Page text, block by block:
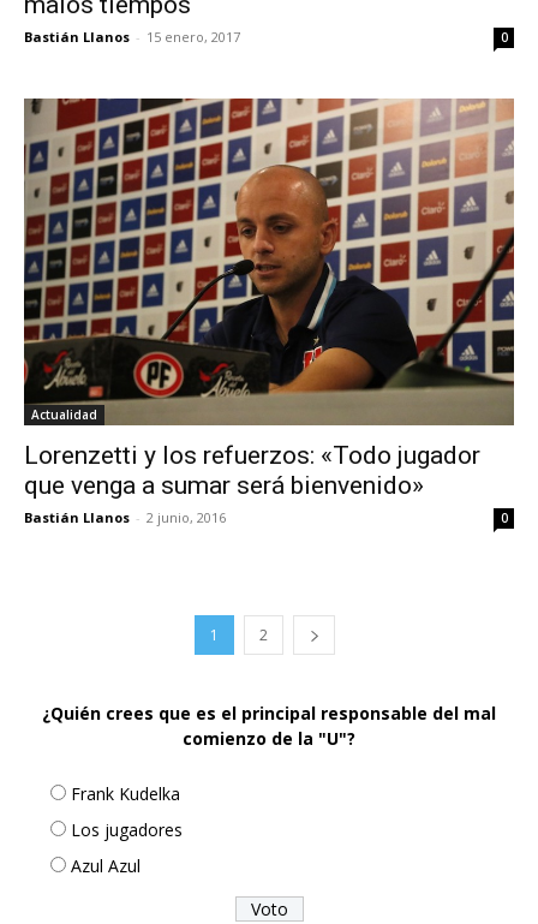
Bastián Llanos - 15 enero, 2017 0
Actualidad
Lorenzetti y los refuerzos: «Todo jugador
que venga a sumar será bienvenido»
Bastián Llanos - 2 junio, 2016 0
1 2
¿Quién crees que es el principal responsable del mal
comienzo de la "U"?
Frank Kudelka
Los jugadores
Azul Azul